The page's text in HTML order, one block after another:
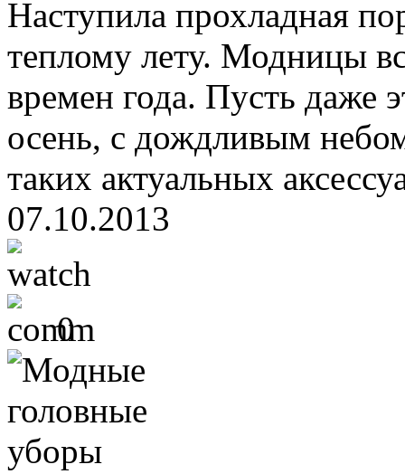
Наступила прохладная
теплому лету. Модницы
времен года. Пусть даже
осень, с дождливым
таких актуальных
07.10.2013
0